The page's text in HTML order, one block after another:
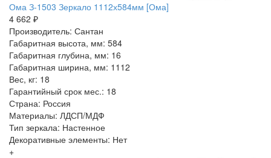
Ома З-1503 Зеркало 1112х584мм [Ома]
4 662 ₽
Производитель: Сантан
Габаритная высота, мм: 584
Габаритная глубина, мм: 16
Габаритная ширина, мм: 1112
Вес, кг: 18
Гарантийный срок мес.: 18
Страна: Россия
Материалы: ЛДСП/МДФ
Тип зеркала: Настенное
Декоративные элементы: Нет
+